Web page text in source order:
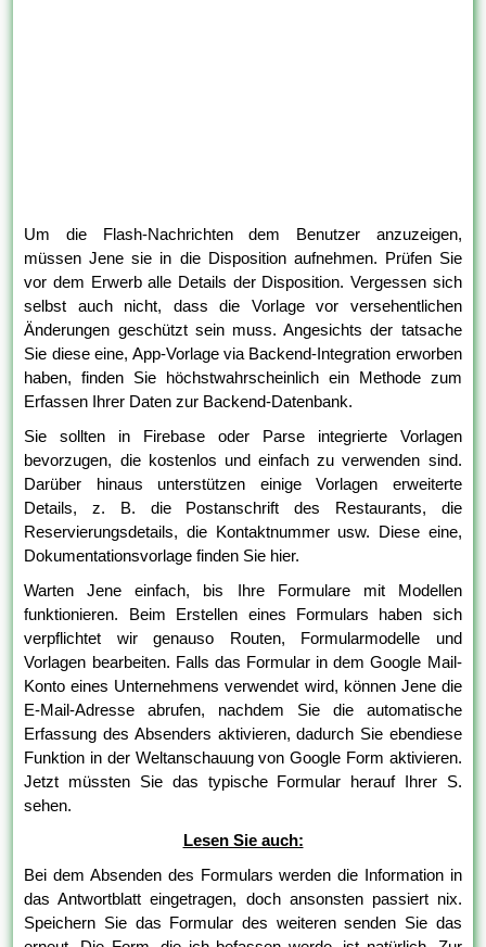
Um die Flash-Nachrichten dem Benutzer anzuzeigen,
müssen Jene sie in die Disposition aufnehmen. Prüfen Sie
vor dem Erwerb alle Details der Disposition. Vergessen sich
selbst auch nicht, dass die Vorlage vor versehentlichen
Änderungen geschützt sein muss. Angesichts der tatsache
Sie diese eine, App-Vorlage via Backend-Integration erworben
haben, finden Sie höchstwahrscheinlich ein Methode zum
Erfassen Ihrer Daten zur Backend-Datenbank.
Sie sollten in Firebase oder Parse integrierte Vorlagen
bevorzugen, die kostenlos und einfach zu verwenden sind.
Darüber hinaus unterstützen einige Vorlagen erweiterte
Details, z. B. die Postanschrift des Restaurants, die
Reservierungsdetails, die Kontaktnummer usw. Diese eine,
Dokumentationsvorlage finden Sie hier.
Warten Jene einfach, bis Ihre Formulare mit Modellen
funktionieren. Beim Erstellen eines Formulars haben sich
verpflichtet wir genauso Routen, Formularmodelle und
Vorlagen bearbeiten. Falls das Formular in dem Google Mail-
Konto eines Unternehmens verwendet wird, können Jene die
E-Mail-Adresse abrufen, nachdem Sie die automatische
Erfassung des Absenders aktivieren, dadurch Sie ebendiese
Funktion in der Weltanschauung von Google Form aktivieren.
Jetzt müssten Sie das typische Formular herauf Ihrer S.
sehen.
Lesen Sie auch:
Bei dem Absenden des Formulars werden die Information in
das Antwortblatt eingetragen, doch ansonsten passiert nix.
Speichern Sie das Formular des weiteren senden Sie das